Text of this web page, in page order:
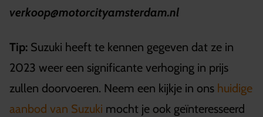
verkoop@motorcityamsterdam.nl
Tip: Suzuki heeft te kennen gegeven dat ze in
2023 weer een significante verhoging in prijs
zullen doorvoeren. Neem een kijkje in ons huidige
aanbod van Suzuki mocht je ook geïnteresseerd